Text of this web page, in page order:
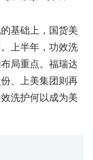
基础上，国货美
上半年，功效洗
局重点。福瑞达
、上美集团则再
洗护何以成为美